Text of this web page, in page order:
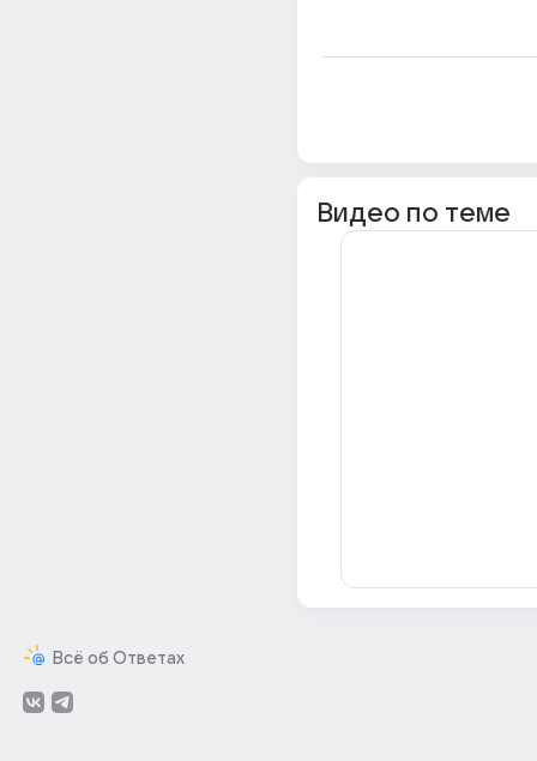
Всё об Ответах
Видео по теме